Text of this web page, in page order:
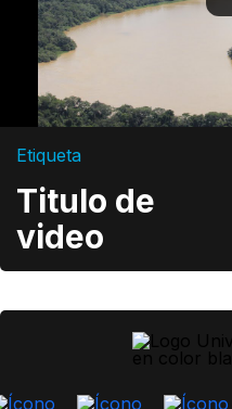
Etiqueta
Titulo de
video